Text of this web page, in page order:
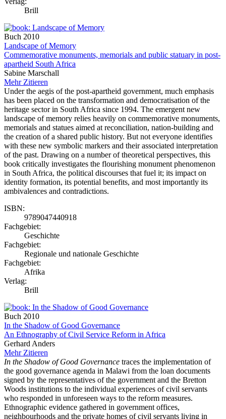
Brill
Buch 2010
Landscape of Memory
Commemorative monuments, memorials and public statuary in post-
apartheid South Africa
Sabine Marschall
Mehr Zitieren
Under the aegis of the post-apartheid government, much emphasis
has been placed on the transformation and democratisation of the
heritage sector in South Africa since 1994. The emergent new
landscape of memory relies heavily on commemorative monuments,
memorials and statues aimed at reconciliation, nation-building and
the creation of a shared public history. But not everyone identifies
with these new symbolic markers and their associated interpretation
of the past. Drawing on a number of theoretical perspectives, this
book critically investigates the flourishing monument phenomenon
in South Africa, the political discourses that fuel it; its impact on
identity formation, its potential benefits, and most importantly its
ambivalences and contradictions.
ISBN:
9789047440918
Fachgebiet:
Geschichte
Fachgebiet:
Regionale und nationale Geschichte
Fachgebiet:
Afrika
Verlag:
Brill
Buch 2010
In the Shadow of Good Governance
An Ethnography of Civil Service Reform in Africa
Gerhard Anders
Mehr Zitieren
In the Shadow of Good Governance traces the implementation of
the good governance agenda in Malawi from the loan documents
signed by the representatives of the government and the Bretton
Woods institutions to the individual experiences of civil servants
who responded in unforeseen ways to the reform measures.
Ethnographic evidence gathered in government offices,
neighbourhoods and the private homes of civil servants living in